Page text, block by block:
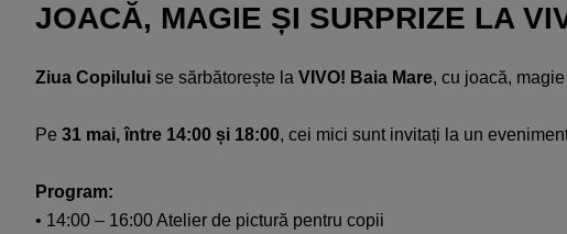
JOACĂ, MAGIE ȘI SURPRIZE LA
Ziua Copilului se sărbătorește la VIVO! Baia Mare, cu joacă,
Pe 31 mai, între 14:00 și 18:00, cei mici sunt invitați la un
Program:​
• 14:00 – 16:00 Atelier de pictură pentru copii​